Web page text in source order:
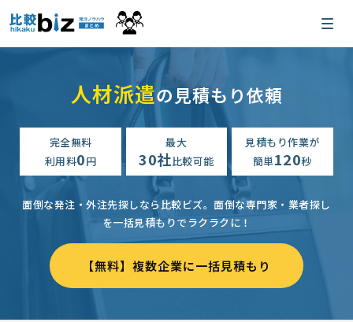
人材派遣の見積もり依頼
完全無料
利用料0円
最大
30社比較可能
見積もり作業が
簡単120秒
面倒な発注・外注先探しなら比較ビズ。 面倒な専門家・業者探し
を一括見積もりでラクラクに！
【無料】複数企業に一括見積もり